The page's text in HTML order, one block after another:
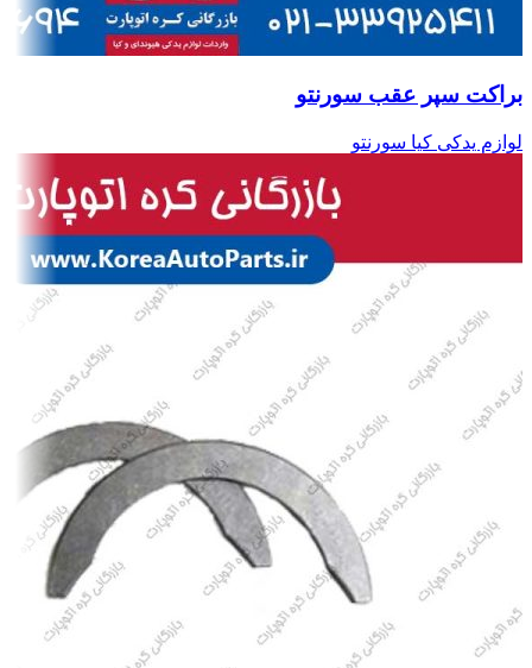
براکت سپر عقب سورنتو
لوازم یدکی کیا سورنتو